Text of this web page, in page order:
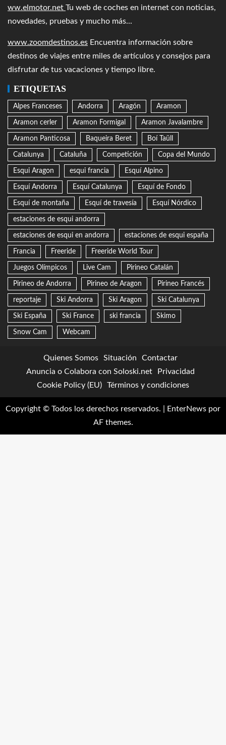
ww.elmotor.net Tu web de coches en internet con noticias,
novedades, pruebas y mucho más...
www.zoomdestinos.es Encuentra información sobre
destinos de viajes entre miles de artículos y consejos para
disfrutar de tus vacaciones y tiempo libre.
ETIQUETAS
Alpes Franceses Andorra Aragón Aramon
Aramon cerler Aramon Formigal Aramon Javalambre
Aramon Panticosa Baqueira Beret Boí Taüll
Catalunya Cataluña Competición Copa del Mundo
Esqui Aragon esqui francia Esquí Alpino
Esquí Andorra Esquí Catalunya Esquí de Fondo
Esquí de montaña Esquí de travesía Esquí Nórdico
estaciones de esqui andorra
estaciones de esqui en andorra estaciones de esqui españa
Francia Freeride Freeride World Tour
Juegos Olímpicos Live Cam Pirineo Catalán
Pirineo de Andorra Pirineo de Aragon Pirineo Francés
reportaje Ski Andorra Ski Aragon Ski Catalunya
Ski España Ski France ski francia Skimo
Snow Cam Webcam
Quienes Somos Situación
Contactar
Anuncia o Colabora con Soloski.net
Privacidad
Cookie Policy (EU)
Términos y condiciones
Copyright © Todos los derechos reservados. EnterNews por
AF themes.